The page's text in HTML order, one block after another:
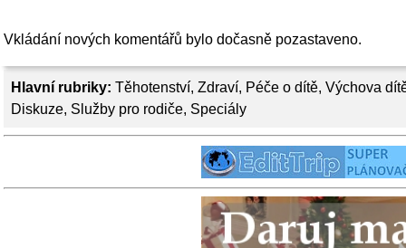
Hlavní rubriky: Těhotenství, Zdraví, Péče o dítě, Výchova
Diskuze, Služby pro rodiče, Speciály
Vkládání nových komentářů bylo dočasně pozastaveno.